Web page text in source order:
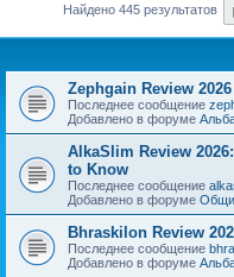
Найдено 445 результатов
Zephgain Review
Последнее сообщение
Добавлено в форуме
AlkaSlim Review
to Know
Последнее сообщение
Добавлено в форуме
Bhraskilon Review
Последнее сообщение
Добавлено в форуме